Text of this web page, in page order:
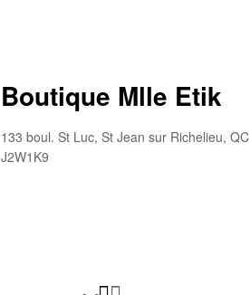
Boutique Mlle Etik
133 boul. St Luc, St Jean sur Richelieu, QC
J2W1K9